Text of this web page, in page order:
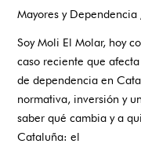
Mayores y Dependencia
Soy Moli El Molar, hoy
caso reciente que
de dependencia en
normativa, inversión y
saber qué cambia y a
Cataluña: el
dependencia
Cataluña:
qué
cambia
y
a
quién